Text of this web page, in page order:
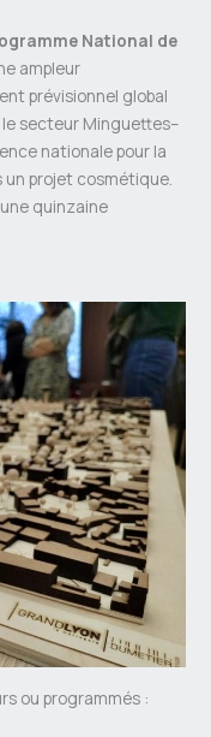
National de
ampleur
prévisionnel global
le secteur Minguettes–
nationale pour la
un projet cosmétique.
quinzaine
ou programmés :